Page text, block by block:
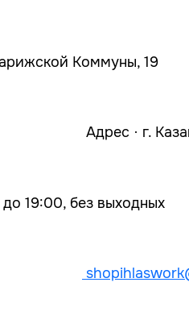
Коммуны, 19
Адрес · г.
19:00, без выходных